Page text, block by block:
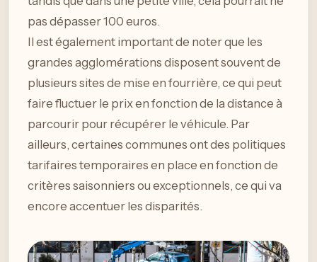
pas dépasser 100 euros.
Il est également important de noter que les
grandes agglomérations disposent souvent de
plusieurs sites de mise en fourrière, ce qui peut
faire fluctuer le prix en fonction de la distance à
parcourir pour récupérer le véhicule. Par
ailleurs, certaines communes ont des politiques
tarifaires temporaires en place en fonction de
critères saisonniers ou exceptionnels, ce qui va
encore accentuer les disparités.